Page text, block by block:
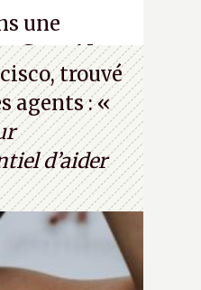
une
Gato AI est
test de
trouvé
agents : «
d’aider